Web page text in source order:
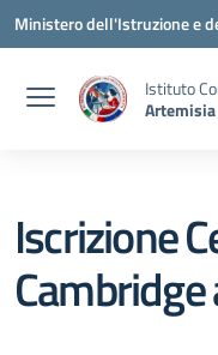
Vai ai contenuti
Vai al menu di navigazione
Vai al footer
Ministero dell'Istruzione e
Istituto
Iscrizione